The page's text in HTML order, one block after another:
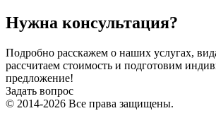
Нужна консультация?
Подробно расскажем о наших услугах,
рассчитаем стоимость и подготовим
предложение!
Задать вопрос
© 2014-2026 Все права защищены.